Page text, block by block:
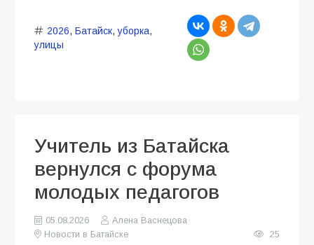
2026, Батайск,уборка,
улицы
Учитель из Батайска
вернулся с форума
молодых педагогов
05.08.2026
Алена Васнецова
Новости в Батайске
25